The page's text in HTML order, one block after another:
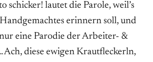
schicker! lautet die Parole, weil’s
erinnern soll, und
eine Parodie der Arbeiter- &
Ach, diese ewigen Krautfleckerln,